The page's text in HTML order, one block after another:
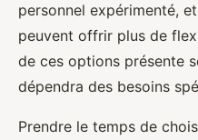
personnel expérimenté,
peuvent offrir plus de
de ces options présente
dépendra des besoins
Prendre le temps de